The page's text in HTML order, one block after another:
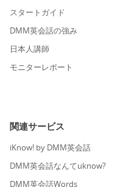
スタートガイド
DMM英会話の強み
日本人講師
モニターレポート
関連サービス
iKnow! by DMM英会話
DMM英会話なんてuknow?
DMM英会話Words